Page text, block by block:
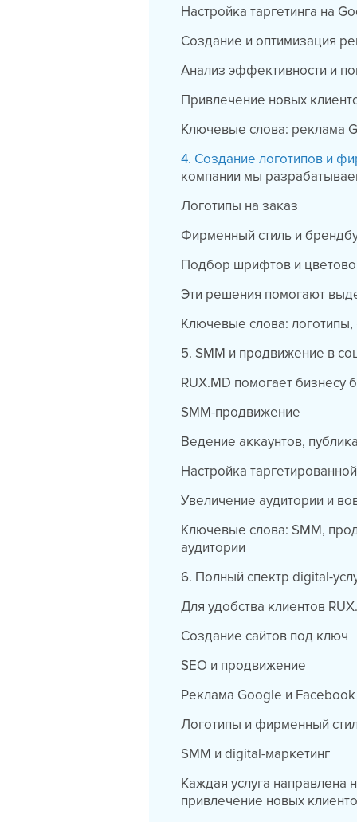
Настройка таргетинга на
Создание и оптимизация
Анализ эффективности и
Привлечение новых
Ключевые слова: реклама
4. Создание логотипов и
компании мы
Логотипы на заказ
Фирменный стиль и
Подбор шрифтов и
Эти решения помогают
Ключевые слова:
5. SMM и продвижение в
RUX.MD помогает бизнесу
SMM-продвижение
Ведение аккаунтов,
Настройка
Увеличение аудитории и
Ключевые слова: SMM,
аудитории
6. Полный спектр digital-
Для удобства клиентов
Создание сайтов под ключ
SEO и продвижение
Реклама Google и Facebook
Логотипы и фирменный
SMM и digital-маркетинг
Каждая услуга направлена
привлечение новых